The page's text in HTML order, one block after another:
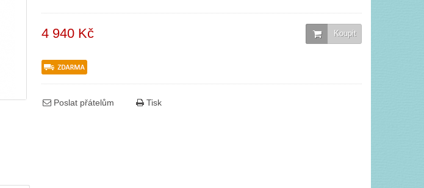
4 940 Kč Koupit
Poslat přátelům Tisk